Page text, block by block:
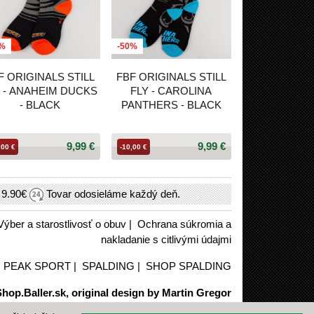
ORIGINALS STILL
- ANAHEIM DUCKS
- BLACK
9,99 €
€
-50%
FBF ORIGINALS STILL
FLY - CAROLINA
PANTHERS - BLACK
9,99 €
-10,00 €
9.90€ Tovar odosieláme každý deň.
a starostlivosť o obuv| Ochrana súkromia a
nakladanie s citlivými údajmi
PEAK SPORT| SPALDING | SHOP SPALDING
original design by Martin Gregor